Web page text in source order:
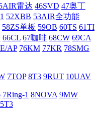
雷达 46SVD 47奥丁
52XBB 53AIR全功能
58ZS单板 59OB 60TS 61TI
66CL 67咖啡 68CW 69CA
AP 76KM 77KR 78SMG
7TOP 8T3 9RUT 10UAV
7Ring-1 8NOVA 9MW